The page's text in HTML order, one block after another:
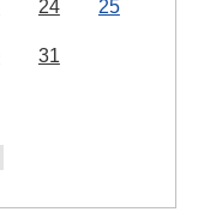
24 25
31